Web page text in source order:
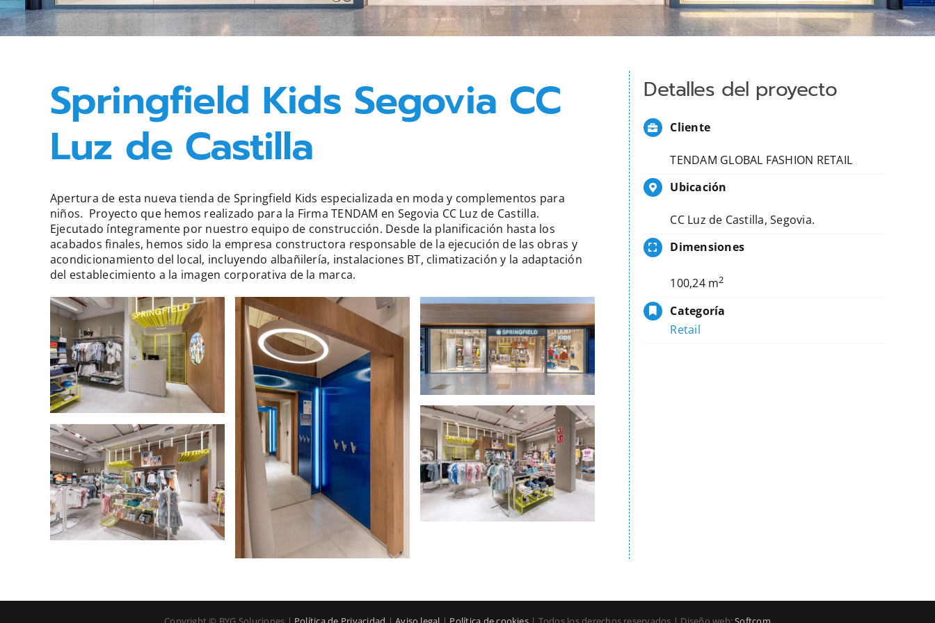
Springfield Kids Segovia CC
Luz de Castilla
Apertura de esta nueva tienda de Springfield Kids especializada en moda y complementos para
niños. Proyecto que hemos realizado para la Firma TENDAM en Segovia CC Luz de Castilla.
Ejecutado íntegramente por nuestro equipo de construcción. Desde la planificación hasta los
acabados finales, hemos sido la empresa constructora responsable de la ejecución de las obras y
acondicionamiento del local, incluyendo albañilería, instalaciones BT, climatización y la adaptación
del establecimiento a la imagen corporativa de la marca.
Detalles del proyecto
Cliente
TENDAM GLOBAL FASHION RETAIL
Ubicación
CC Luz de Castilla, Segovia.
Dimensiones
100,24 m2
Categoría
Retail